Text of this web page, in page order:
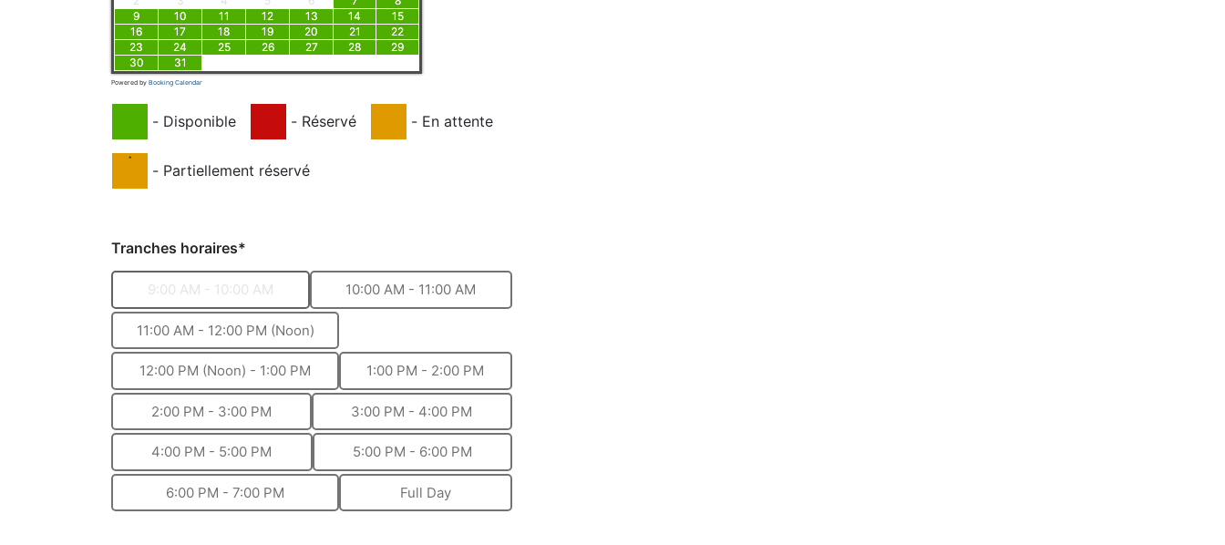
9
10 11 12 13 14
15
16
17 18 19 20 21
22
23
24 25 26 27 28
29
30
31
Powered by Booking Calendar
- Disponible - Réservé - En attente
·
- Partiellement réservé
Tranches horaires*
9:00 AM - 10:00 AM 10:00 AM - 11:00 AM
11:00 AM - 12:00 PM (Noon)
12:00 PM (Noon) - 1:00 PM 1:00 PM - 2:00 PM
2:00 PM - 3:00 PM 3:00 PM - 4:00 PM
4:00 PM - 5:00 PM 5:00 PM - 6:00 PM
6:00 PM - 7:00 PM Full Day